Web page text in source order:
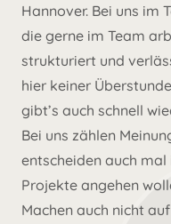
Hannover. Bei uns im
die gerne im Team
strukturiert und
hier keiner
gibt’s auch schnell
Bei uns zählen
entscheiden auch
Projekte angehen
Machen auch nicht